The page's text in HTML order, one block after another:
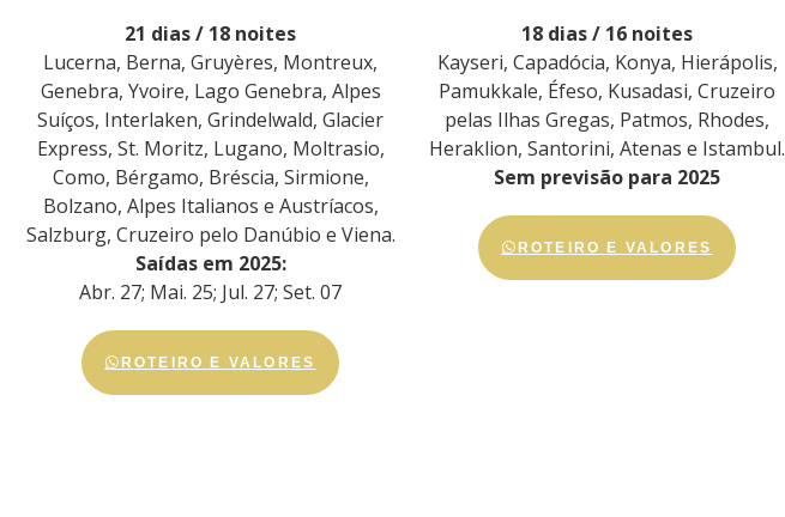
21 dias / 18 noites
Lucerna, Berna, Gruyères, Montreux,
Genebra, Yvoire, Lago Genebra, Alpes
Suíços, Interlaken, Grindelwald, Glacier
Express, St. Moritz, Lugano, Moltrasio,
Como, Bérgamo, Bréscia, Sirmione,
Bolzano, Alpes Italianos e Austríacos,
Salzburg, Cruzeiro pelo Danúbio e Viena.
Saídas em 2025:
Abr. 27; Mai. 25; Jul. 27; Set. 07
ROTEIRO E VALORES
18 dias / 16 noites
Kayseri, Capadócia, Konya, Hierápolis,
Pamukkale, Éfeso, Kusadasi, Cruzeiro
pelas Ilhas Gregas, Patmos, Rhodes,
Heraklion, Santorini, Atenas e Istambul.
Sem previsão para 2025
ROTEIRO E VALORES